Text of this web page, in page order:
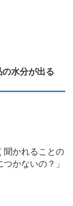
水分が出る
聞かれることの
かないの？」